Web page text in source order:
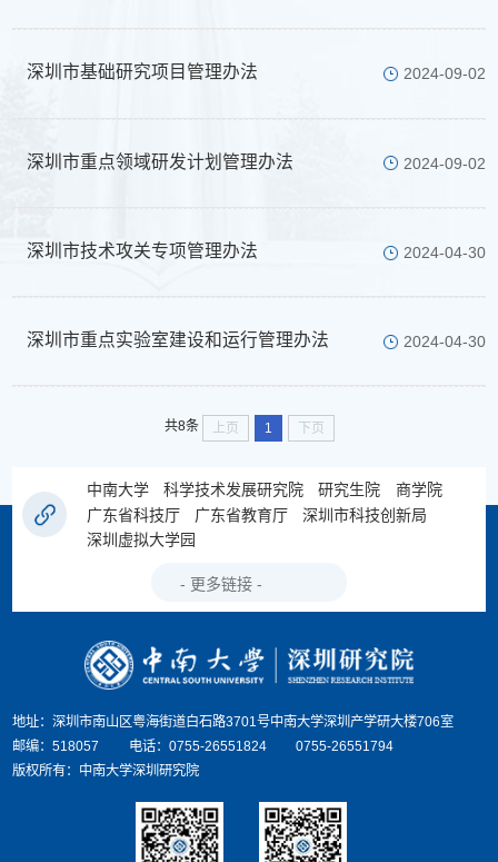
深圳市基础研究项目管理办法 2024-09-02
深圳市重点领域研发计划管理办法 2024-09-02
深圳市技术攻关专项管理办法 2024-04-30
深圳市重点实验室建设和运行管理办法 2024-04-30
共8条 上页 1 下页
中南大学 科学技术发展研究院 研究生院
商学院
广东省科技厅
广东省教育厅
深圳市科技创新局
深圳虚拟大学园
地址：深圳市南山区粤海街道白石路3701号中南大学深圳产学研大楼706室
邮编：518057
电话：0755-26551824
0755-26551794
版权所有：中南大学深圳研究院